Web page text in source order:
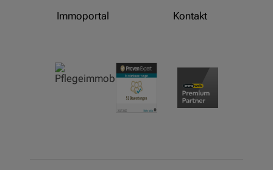
Immoportal
Kontakt